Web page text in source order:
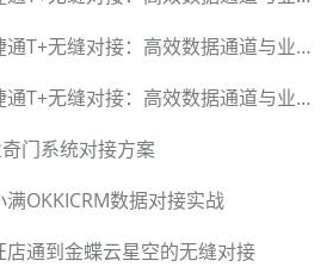
汤臣倍健营销云与畅捷通T+无缝对接：高效数据通道与业务价值升级
汤臣倍健营销云与畅捷通T+无缝对接：高效数据通道与业务价值升级
门系统对接方案
OKKICRM数据对接实战
通到金蝶云星空的无缝对接